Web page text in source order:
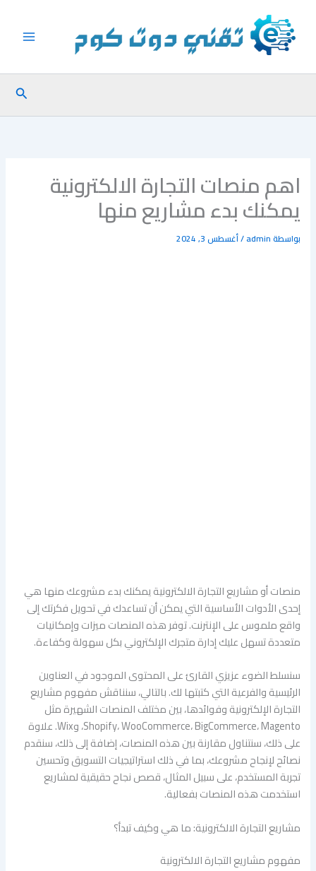
المحتوى
البحث
اهم منصات التجارة الالكترونية
يمكنك بدء مشاريع منها
بواسطةadmin
/أغسطس 3, 2024
منصات أو مشاريع التجارة الالكترونية يمكنك بدء مشروعك منها هي
إحدى الأدوات الأساسية التي يمكن أن تساعدك في تحويل فكرتك إلى
واقع ملموس على الإنترنت. توفر هذه المنصات ميزات وإمكانيات
متعددة تسهل عليك إدارة متجرك الإلكتروني بكل سهولة وكفاءة.
سنسلط الضوء عزيزي القارئ على المحتوى الموجود في العناوين
الرئيسية والفرعية التي كتبتها لك. بالتالي، سنناقش مفهوم مشاريع
التجارة الإلكترونية وفوائدها، بين مختلف المنصات الشهيرة مثل
Shopify، WooCommerce، BigCommerce، Magento، وWix. علاوة
على ذلك، سنتناول مقارنة بين هذه المنصات، إضافة إلى ذلك، سنقدم
نصائح لإنجاح مشروعك، بما في ذلك استراتيجيات التسويق وتحسين
تجربة المستخدم، على سبيل المثال، قصص نجاح حقيقية لمشاريع
استخدمت هذه المنصات بفعالية.
مشاريع التجارة الالكترونية: ما هي وكيف تبدأ؟
مفهوم مشاريع التجارة الالكترونية